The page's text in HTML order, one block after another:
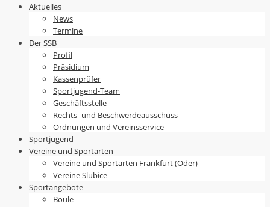
Aktuelles
News
Termine
Der SSB
Profil
Präsidium
Kassenprüfer
Sportjugend-Team
Geschäftsstelle
Rechts- und Beschwerdeausschuss
Ordnungen und Vereinsservice
Sportjugend
Vereine und Sportarten
Vereine und Sportarten Frankfurt (Oder)
Vereine Slubice
Sportangebote
Boule